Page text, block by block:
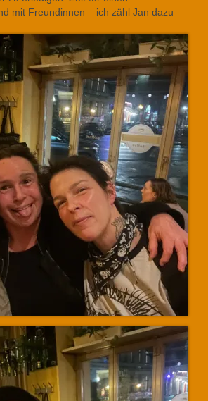
mit Freundinnen – ich zähl Jan dazu